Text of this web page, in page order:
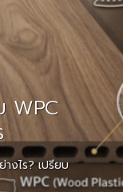
WPC
งไร? เปรียบ